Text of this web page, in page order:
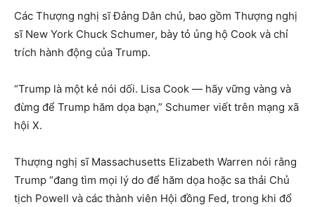
Các Thượng nghị sĩ Đảng Dân chủ, bao gồm Thượng nghị
sĩ New York Chuck Schumer, bày tỏ ủng hộ Cook và chỉ
trích hành động của Trump.
“Trump là một kẻ nói dối. Lisa Cook — hãy vững vàng và
đừng để Trump hăm dọa bạn,” Schumer viết trên mạng xã
hội X.
Thượng nghị sĩ Massachusetts Elizabeth Warren nói rằng
Trump “đang tìm mọi lý do để hăm dọa hoặc sa thải Chủ
tịch Powell và các thành viên Hội đồng Fed, trong khi đổ